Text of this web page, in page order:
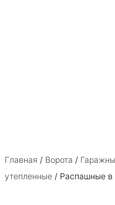
Главная / Ворота /
утепленные / Распашные в